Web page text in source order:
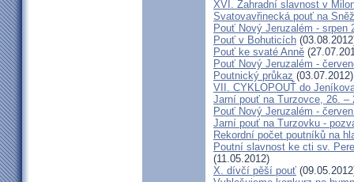
XVI. Zahradní slavnost v
Svatovavřinecká pouť na
Pouť Nový Jeruzalém - srpen
Pouť v Bohuticích
Pouť ke svaté Anně
Pouť Nový Jeruzalém -
Poutnický průkaz (03.07.2012)
VII. CYKLOPOUŤ do
Jarní pouť na Turzovce, 26. –
Pouť Nový Jeruzalém -
Jarní pouť na Turzovku -
Rekordní počet poutníků na
Poutní slavnost ke cti sv.
(11.05.2012)
X. dívčí pěší pouť